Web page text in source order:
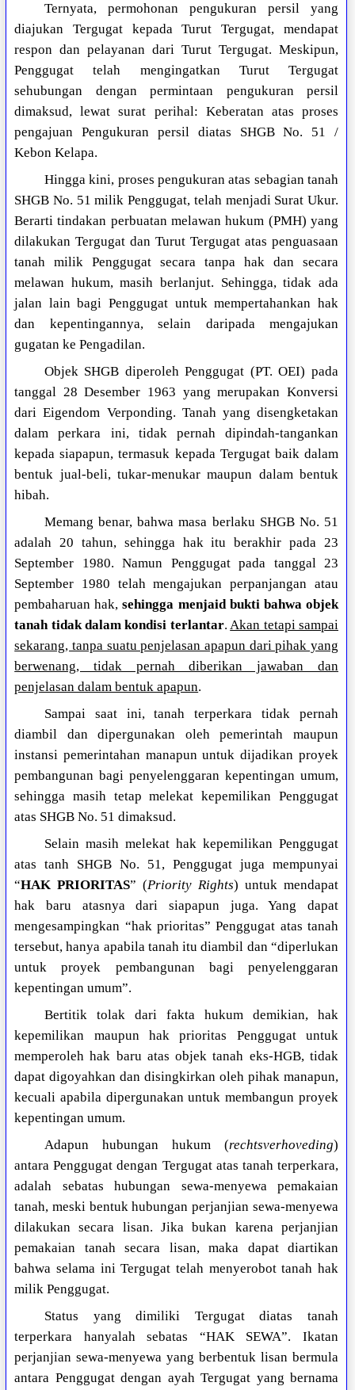
Ternyata, permohonan pengukuran persil yang
diajukan Tergugat kepada Turut Tergugat, mendapat
respon dan pelayanan dari Turut Tergugat. Meskipun,
Penggugat telah mengingatkan Turut Tergugat
sehubungan dengan permintaan pengukuran persil
dimaksud, lewat surat perihal: Keberatan atas proses
pengajuan Pengukuran persil diatas SHGB No. 51 /
Kebon Kelapa.
Hingga kini, proses pengukuran atas sebagian tanah
SHGB No. 51 milik Penggugat, telah menjadi Surat Ukur.
Berarti tindakan perbuatan melawan hukum (PMH) yang
dilakukan Tergugat dan Turut Tergugat atas penguasaan
tanah milik Penggugat secara tanpa hak dan secara
melawan hukum, masih berlanjut. Sehingga, tidak ada
jalan lain bagi Penggugat untuk mempertahankan hak
dan kepentingannya, selain daripada mengajukan
gugatan ke Pengadilan.
Objek SHGB diperoleh Penggugat (PT. OEI) pada
tanggal 28 Desember 1963 yang merupakan Konversi
dari Eigendom Verponding. Tanah yang disengketakan
dalam perkara ini, tidak pernah dipindah-tangankan
kepada siapapun, termasuk kepada Tergugat baik dalam
bentuk jual-beli, tukar-menukar maupun dalam bentuk
hibah.
Memang benar, bahwa masa berlaku SHGB No. 51
adalah 20 tahun, sehingga hak itu berakhir pada 23
September 1980. Namun Penggugat pada tanggal 23
September 1980 telah mengajukan perpanjangan atau
pembaharuan hak,sehingga menjaid bukti bahwa objek
tanah tidak dalam kondisi terlantar.Akan tetapi sampai
sekarang, tanpa suatu penjelasan apapun dari pihak yang
berwenang, tidak pernah diberikan jawaban dan
penjelasan dalam bentuk apapun.
Sampai saat ini, tanah terperkara tidak pernah
diambil dan dipergunakan oleh pemerintah maupun
instansi pemerintahan manapun untuk dijadikan proyek
pembangunan bagi penyelenggaran kepentingan umum,
sehingga masih tetap melekat kepemilikan Penggugat
atas SHGB No. 51 dimaksud.
Selain masih melekat hak kepemilikan Penggugat
atas tanh SHGB No. 51, Penggugat juga mempunyai
“HAK PRIORITAS” (Priority Rights) untuk mendapat
hak baru atasnya dari siapapun juga. Yang dapat
mengesampingkan “hak prioritas” Penggugat atas tanah
tersebut, hanya apabila tanah itu diambil dan “diperlukan
untuk proyek pembangunan bagi penyelenggaran
kepentingan umum”.
Bertitik tolak dari fakta hukum demikian, hak
kepemilikan maupun hak prioritas Penggugat untuk
memperoleh hak baru atas objek tanah eks-HGB, tidak
dapat digoyahkan dan disingkirkan oleh pihak manapun,
kecuali apabila dipergunakan untuk membangun proyek
kepentingan umum.
Adapun hubungan hukum (rechtsverhoveding)
antara Penggugat dengan Tergugat atas tanah terperkara,
adalah sebatas hubungan sewa-menyewa pemakaian
tanah, meski bentuk hubungan perjanjian sewa-menyewa
dilakukan secara lisan. Jika bukan karena perjanjian
pemakaian tanah secara lisan, maka dapat diartikan
bahwa selama ini Tergugat telah menyerobot tanah hak
milik Penggugat.
Status yang dimiliki Tergugat diatas tanah
terperkara hanyalah sebatas “HAK SEWA”. Ikatan
perjanjian sewa-menyewa yang berbentuk lisan bermula
antara Penggugat dengan ayah Tergugat yang bernama